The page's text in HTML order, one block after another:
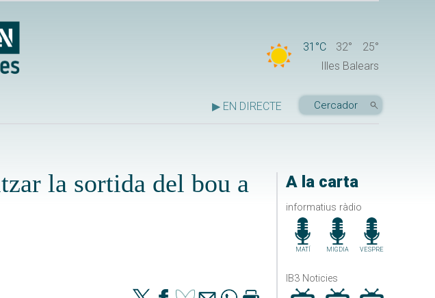
31°C 32°
25°
Illes Balears
▶ EN DIRECTE
A la carta
informatius ràdio
MATÍ MIGDIA VESPRE
IB3 Noticies
la sortida del bou a